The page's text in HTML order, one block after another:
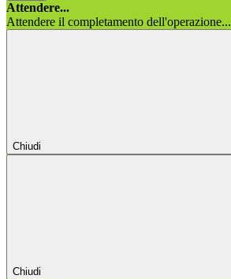
Attendere...
Attendere il completamento dell'operazione...
Chiudi
Chiudi